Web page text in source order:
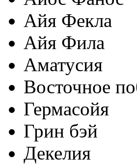
Айя Фекла
Айя Фила
Аматусия
Восточное
Гермасойя
Грин бэй
Декелия